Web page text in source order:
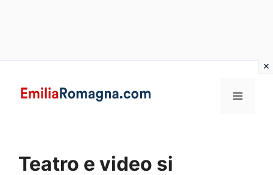
MENU
Teatro e video si